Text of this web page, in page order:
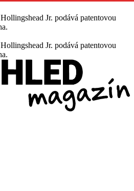
Jr. podává patentovou
Jr. podává patentovou